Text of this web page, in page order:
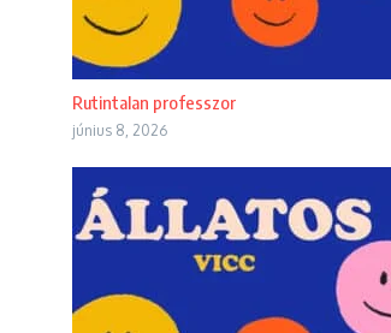
Rutintalan professzor
június 8, 2026